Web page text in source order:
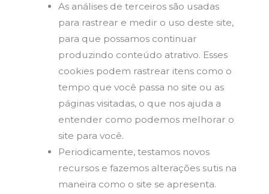
As análises de terceiros são usadas
para rastrear e medir o uso deste site,
para que possamos continuar
produzindo conteúdo atrativo. Esses
cookies podem rastrear itens como o
tempo que você passa no site ou as
páginas visitadas, o que nos ajuda a
entender como podemos melhorar o
site para você.
Periodicamente, testamos novos
recursos e fazemos alterações sutis na
maneira como o site se apresenta.